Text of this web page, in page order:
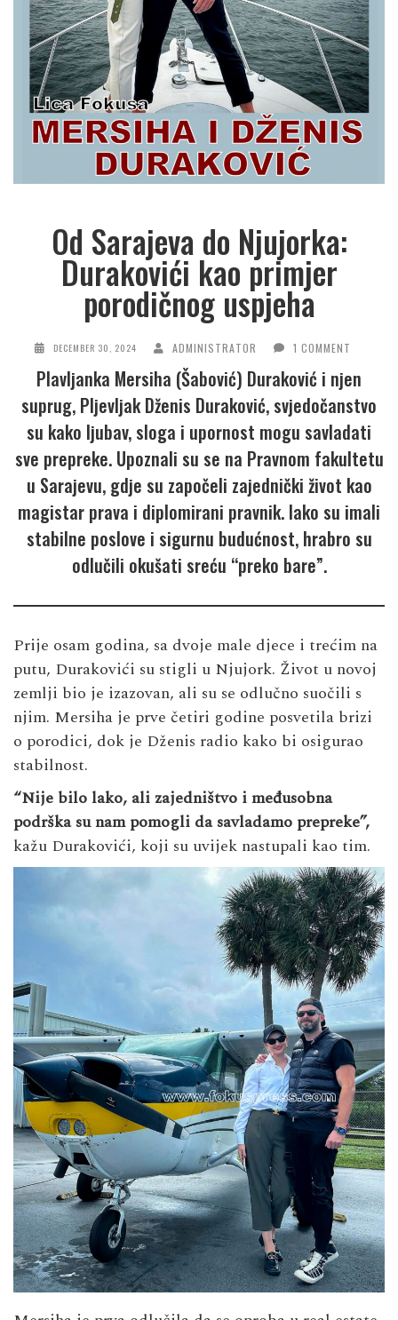
Od Sarajeva do Njujorka:
Durakovići kao primjer
porodičnog uspjeha
DECEMBER 30, 2024 ADMINISTRATOR 1 COMMENT
Plavljanka Mersiha (Šabović) Duraković i njen
suprug, Pljevljak Dženis Duraković, svjedočanstvo
su kako ljubav, sloga i upornost mogu savladati
sve prepreke. Upoznali su se na Pravnom fakultetu
u Sarajevu, gdje su započeli zajednički život kao
magistar prava i diplomirani pravnik. Iako su imali
stabilne poslove i sigurnu budućnost, hrabro su
odlučili okušati sreću “preko bare”.
Prije osam godina, sa dvoje male djece i trećim na
putu, Durakovići su stigli u Njujork. Život u novoj
zemlji bio je izazovan, ali su se odlučno suočili s
njim. Mersiha je prve četiri godine posvetila brizi
o porodici, dok je Dženis radio kako bi osigurao
stabilnost.
“Nije bilo lako, ali zajedništvo i međusobna
podrška su nam pomogli da savladamo prepreke”,
kažu Durakovići, koji su uvijek nastupali kao tim.